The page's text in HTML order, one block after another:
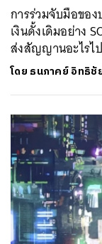
การร่วมจับมือขอ
เงินดั้งเดิมอย่าง
ส่งสัญญานอะไรไ
โดย ธนภาคย์ อิทธิชั